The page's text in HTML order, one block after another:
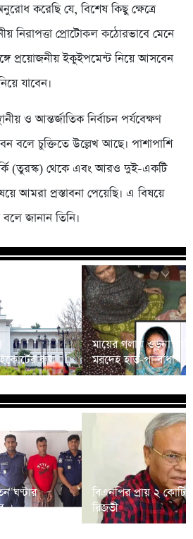
করেছি যে, বিশেষ কিছু ক্ষেত্রে
নিরাপত্তা প্রোটোকল কঠোরভাবে মেনে
প্রয়োজনীয় ইকুইপমেন্ট নিয়ে আসবেন
যাবেন।
ও আন্তর্জাতিক নির্বাচন পর্যবেক্ষণ
বলে চুক্তিতে উল্লেখ আছে। পাশাপাশি
(তুরস্ক) থেকে এবং আরও দুই-একটি
আমরা প্রস্তাবনা পেয়েছি। এ বিষয়ে
জানান তিনি।
রুল
মায়ের গলায় ওড়না
মরদেহ হাত-পা বাঁধা
ঘণ্টার
বিএনপির প্রায় ২ কোটি
রিজভী